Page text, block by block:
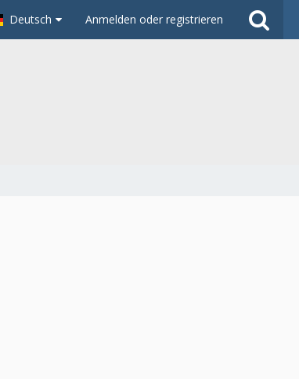
Deutsch Anmelden oder registrieren